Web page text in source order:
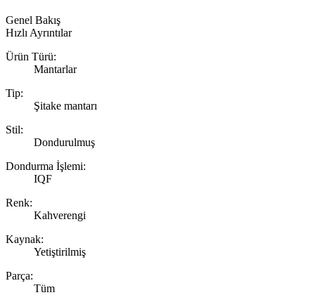
Genel Bakış
Hızlı Ayrıntılar
Ürün Türü:
Mantarlar
Tip:
Şitake mantarı
Stil:
Dondurulmuş
Dondurma İşlemi:
IQF
Renk:
Kahverengi
Kaynak:
Yetiştirilmiş
Parça:
Tüm